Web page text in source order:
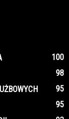
100
98
95
95